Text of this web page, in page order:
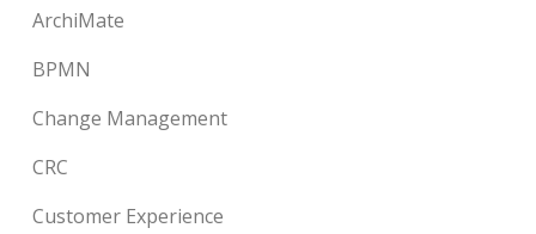
ArchiMate
BPMN
Change Management
CRC
Customer Experience